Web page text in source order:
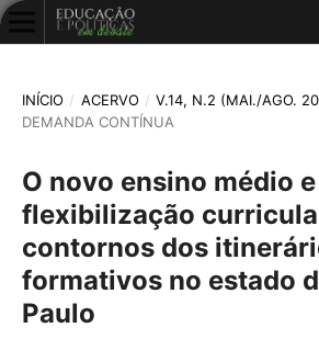
INÍCIO / ACERVO / V.14, N.2 (MAI./AGO.
DEMANDA CONTÍNUA
O novo ensino médio e
flexibilização
contornos dos
formativos no estado
Paulo